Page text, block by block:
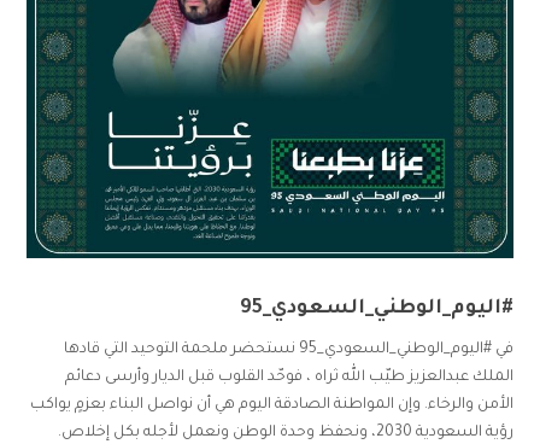
#اليوم_الوطني_السعودي_95
في #اليوم_الوطني_السعودي_95 نستحضر ملحمة التوحيد التي قادها
الملك عبدالعزيز طيّب الله ثراه ، فوحّد القلوب قبل الديار وأرسى دعائم
الأمن والرخاء. وإن المواطنة الصادقة اليوم هي أن نواصل البناء بعزمٍ يواكب
رؤية السعودية 2030، ونحفظ وحدة الوطن ونعمل لأجله بكل إخلاص.